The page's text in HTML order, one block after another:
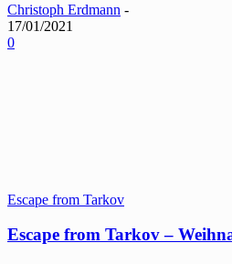
Christoph Erdmann -
17/01/2021
0
Escape from Tarkov
Escape from Tarkov –